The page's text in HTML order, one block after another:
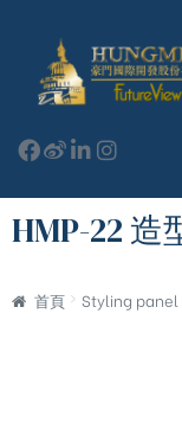
HMP-22 造
首頁 Styling panel